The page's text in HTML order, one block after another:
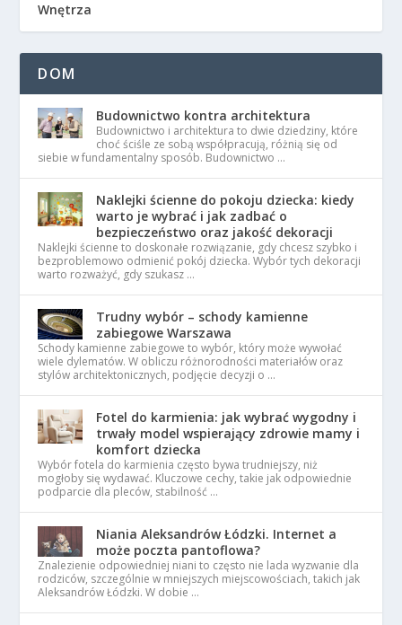
Wnętrza
DOM
Budownictwo kontra architektura
Budownictwo i architektura to dwie dziedziny, które
choć ściśle ze sobą współpracują, różnią się od
siebie w fundamentalny sposób. Budownictwo …
Naklejki ścienne do pokoju dziecka: kiedy
warto je wybrać i jak zadbać o
bezpieczeństwo oraz jakość dekoracji
Naklejki ścienne to doskonałe rozwiązanie, gdy chcesz szybko i
bezproblemowo odmienić pokój dziecka. Wybór tych dekoracji
warto rozważyć, gdy szukasz …
Trudny wybór – schody kamienne
zabiegowe Warszawa
Schody kamienne zabiegowe to wybór, który może wywołać
wiele dylematów. W obliczu różnorodności materiałów oraz
stylów architektonicznych, podjęcie decyzji o …
Fotel do karmienia: jak wybrać wygodny i
trwały model wspierający zdrowie mamy i
komfort dziecka
Wybór fotela do karmienia często bywa trudniejszy, niż
mogłoby się wydawać. Kluczowe cechy, takie jak odpowiednie
podparcie dla pleców, stabilność …
Niania Aleksandrów Łódzki. Internet a
może poczta pantoflowa?
Znalezienie odpowiedniej niani to często nie lada wyzwanie dla
rodziców, szczególnie w mniejszych miejscowościach, takich jak
Aleksandrów Łódzki. W dobie …